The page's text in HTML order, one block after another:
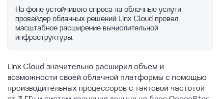
На фоне устойчивого спроса на облачные услуги
провайдер облачных решений Linx Cloud провел
масштабное расширение вычислительной
инфраструктуры.
Linx Cloud значительно расширил объем и
возможности своей облачной платформы с помощью
производительных процессоров с тактовой частотой